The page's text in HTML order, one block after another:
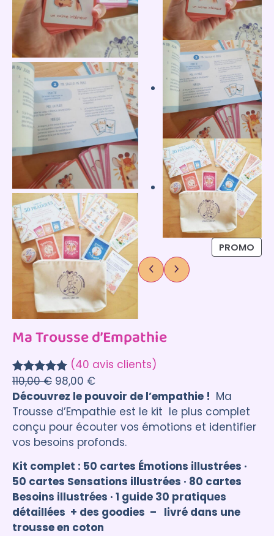
PROMO
Ma Trousse d’Empathie
Noté5.00
sur 5
basé sur
40
notations
client
(40 avis clients)
110,00€ 98,00 €
Découvrez le pouvoir de l’empathie ! Ma
Trousse d’Empathie est le kit le plus complet
conçu pour écouter vos émotions et identifier
vos besoins profonds.
Kit complet : 50 cartes Émotions illustrées ·
50 cartes Sensations illustrées · 80 cartes
Besoins illustrées · 1 guide 30 pratiques
détaillées + des goodies – livré dans une
trousse en coton